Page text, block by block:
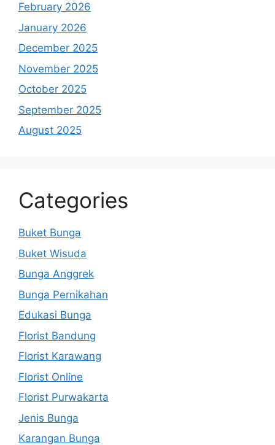
February 2026
January 2026
December 2025
November 2025
October 2025
September 2025
August 2025
Categories
Buket Bunga
Buket Wisuda
Bunga Anggrek
Bunga Pernikahan
Edukasi Bunga
Florist Bandung
Florist Karawang
Florist Online
Florist Purwakarta
Jenis Bunga
Karangan Bunga